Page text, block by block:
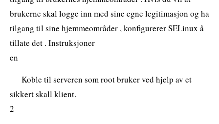
brukerne skal logge inn med sine egne legitimasjon og ha
tilgang til sine hjemmeområder , konfigurerer SELinux å
tillate det . Instruksjoner
en
Koble til serveren som root bruker ved hjelp av et
sikkert skall klient.
2